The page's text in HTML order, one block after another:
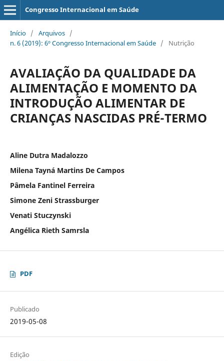
Congresso Internacional em Saúde
Início / Arquivos /
n. 6 (2019): 6º Congresso Internacional em Saúde / Nutrição
AVALIAÇÃO DA QUALIDADE DA
ALIMENTAÇÃO E MOMENTO DA
INTRODUÇÃO ALIMENTAR DE
CRIANÇAS NASCIDAS PRÉ-TERMO
Aline Dutra Madalozzo
Milena Tayná Martins De Campos
Pâmela Fantinel Ferreira
Simone Zeni Strassburger
Venati Stuczynski
Angélica Rieth Samrsla
PDF
Publicado
2019-05-08
Edição